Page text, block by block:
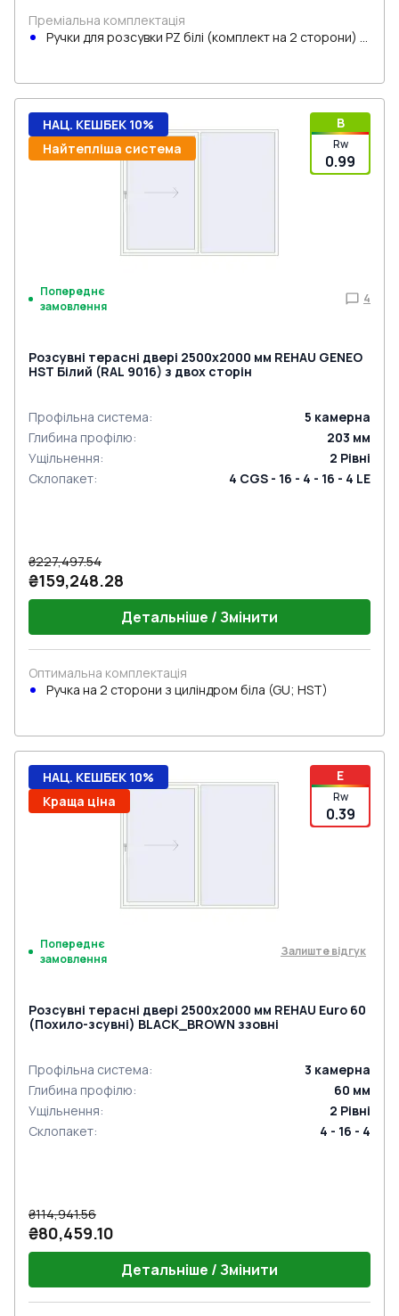
Преміальна комплектація
Ручки для розсувки PZ білі (комплект на 2 сторони) з
B
Rw
0.99
НАЦ. КЕШБЕК 10%
Найтепліша система
Попереднє
замовлення
4
Розсувні терасні двері 2500x2000 мм REHAU GENEO
HST Білий (RAL 9016) з двох сторін
Профільна система: 5 камерна
Глибина профілю: 203 мм
Ущільнення: 2 Рівні
Склопакет: 4 CGS - 16 - 4 - 16 - 4 LE
₴227,497.54
₴159,248.28
Детальніше / Змінити
Оптимальна комплектація
Ручка на 2 сторони з циліндром біла (GU; HST)
E
Rw
0.39
НАЦ. КЕШБЕК 10%
Краща ціна
Попереднє
замовлення
Залиште відгук
Розсувні терасні двері 2500x2000 мм REHAU Euro 60
(Похило-зсувні) BLACK_BROWN ззовні
Профільна система: 3 камерна
Глибина профілю: 60 мм
Ущільнення: 2 Рівні
Склопакет: 4 - 16 - 4
₴114,941.56
₴80,459.10
Детальніше / Змінити